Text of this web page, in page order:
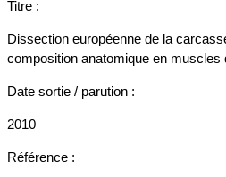
Titre :
Dissection européenne de la
composition anatomique en muscles
Date sortie / parution :
2010
Référence :